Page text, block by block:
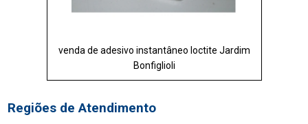
venda de adesivo instantâneo loctite Jardim
Bonfiglioli
Regiões de Atendimento